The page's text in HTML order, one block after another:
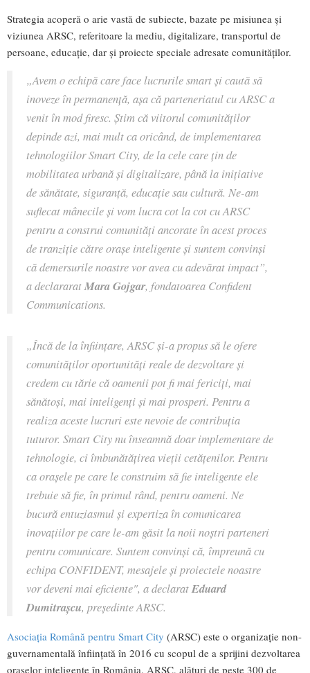
Strategia acoperă o arie vastă de subiecte, bazate pe misiunea și
viziunea ARSC, referitoare la mediu, digitalizare, transportul de
persoane, educație, dar și proiecte speciale adresate comunităților.
„Avem o echipă care face lucrurile smart și caută să
inoveze în permanență, așa că parteneriatul cu ARSC a
venit în mod firesc. Știm că viitorul comunităților
depinde azi, mai mult ca oricând, de implementarea
tehnologiilor Smart City, de la cele care țin de
mobilitatea urbană și digitalizare, până la inițiative
de sănătate, siguranță, educație sau cultură. Ne-am
suflecat mânecile și vom lucra cot la cot cu ARSC
pentru a construi comunități ancorate în acest proces
de tranziție către orașe inteligente și suntem convinși
că demersurile noastre vor avea cu adevărat impact”,
a declararatMara Gojgar, fondatoarea Confident
Communications.
„Încă de la înființare, ARSC și-a propus să le ofere
comunităților oportunități reale de dezvoltare și
credem cu tărie că oamenii pot fi mai fericiți, mai
sănătoși, mai inteligenți și mai prosperi. Pentru a
realiza aceste lucruri este nevoie de contribuția
tuturor. Smart City nu înseamnă doar implementare de
tehnologie, ci îmbunătățirea vieții cetățenilor. Pentru
ca orașele pe care le construim să fie inteligente ele
trebuie să fie, în primul rând, pentru oameni. Ne
bucură entuziasmul și expertiza în comunicarea
inovațiilor pe care le-am găsit la noii noștri parteneri
pentru comunicare. Suntem convinși că, împreună cu
echipa CONFIDENT, mesajele și proiectele noastre
vor deveni mai eficiente", a declaratEduard
Dumitraşcu, preşedinte ARSC.
Asociaţia Română pentru Smart City (ARSC) este o organizaţie non-
guvernamentală înfiinţată în 2016 cu scopul de a sprijini dezvoltarea
oraşelor inteligente în România. ARSC, alături de peste 300 de